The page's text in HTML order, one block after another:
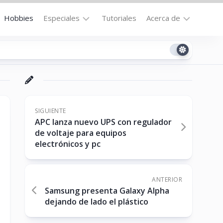
Hobbies Especiales
la
Destacados
Downloads
No-
cat
Tutoriales Acerca de
Contacto
Cookie
SIGUIENTE
APC lanza nuevo UPS con regulador
de voltaje para equipos
electrónicos y pc
ANTERIOR
Samsung presenta Galaxy Alpha
dejando de lado el plástico